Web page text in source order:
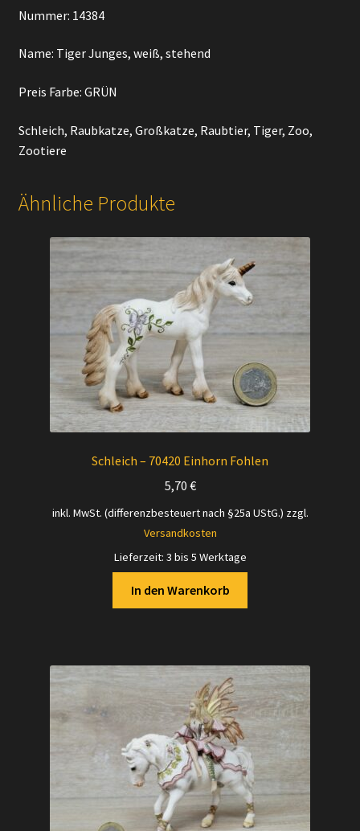
Nummer: 14384
Name: Tiger Junges, weiß, stehend
Preis Farbe: GRÜN
Schleich, Raubkatze, Großkatze, Raubtier, Tiger, Zoo,
Zootiere
Ähnliche Produkte
Schleich – 70420 Einhorn Fohlen
5,70 €
inkl. MwSt. (differenzbesteuert nach §25a UStG.) zzgl.
Versandkosten
Lieferzeit: 3 bis 5 Werktage
In den Warenkorb